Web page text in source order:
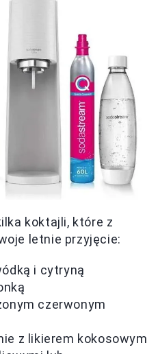
koktajli, które z
letnie przyjęcie:
i cytryną
czerwonym
z likierem kokosowym